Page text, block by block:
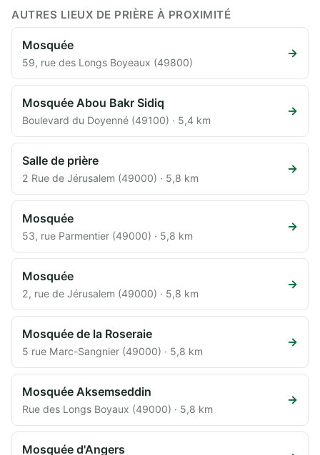
AUTRES LIEUX DE PRIÈRE À PROXIMITÉ
Mosquée
59, rue des Longs Boyeaux (49800)
→
Mosquée Abou Bakr Sidiq
Boulevard du Doyenné (49100) · 5,4 km
→
Salle de prière
2 Rue de Jérusalem (49000) · 5,8 km
→
Mosquée
53, rue Parmentier (49000) · 5,8 km
→
Mosquée
2, rue de Jérusalem (49000) · 5,8 km
→
Mosquée de la Roseraie
5 rue Marc-Sangnier (49000) · 5,8 km
→
Mosquée Aksemseddin
Rue des Longs Boyaux (49000) · 5,8 km
→
Mosquée d'Angers